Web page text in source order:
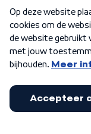
Algemene